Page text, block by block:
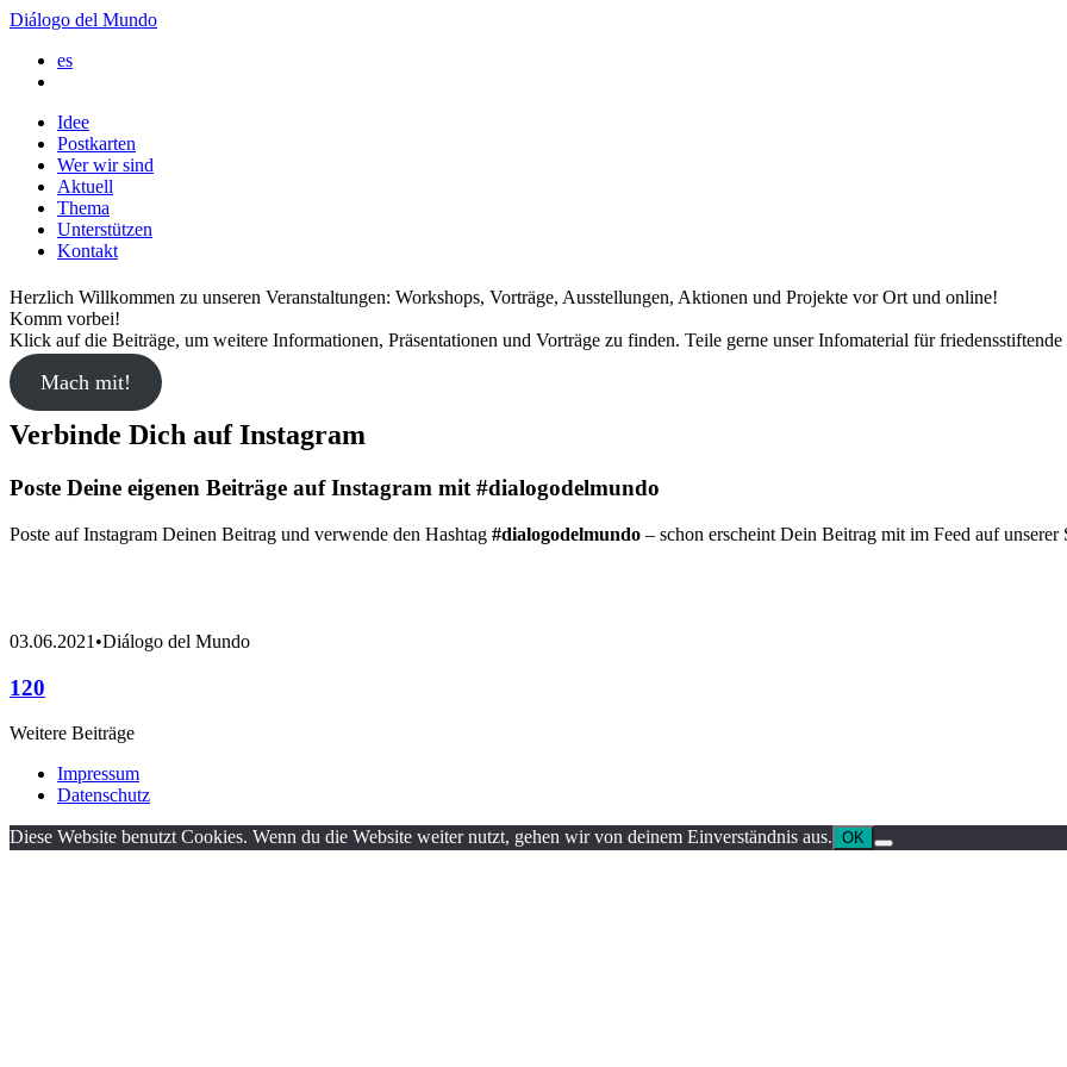
Diálogo del Mundo
es
Idee
Postkarten
Wer wir sind
Aktuell
Thema
Unterstützen
Kontakt
Herzlich Willkommen zu unseren Veranstaltungen: Workshops, Vorträge, Ausstellungen, Aktionen und Projekte vor Ort und online!
Komm vorbei!
Klick auf die Beiträge, um weitere Informationen, Präsentationen und Vorträge zu finden. Teile gerne unser Infomaterial für
Mach mit!
Verbinde Dich auf Instagram
Poste Deine eigenen Beiträge auf Instagram mit #dialogodelmundo
Poste auf Instagram Deinen Beitrag und verwende den Hashtag #dialogodelmundo – schon erscheint Dein Beitrag mit im Feed auf unserer
03.06.2021 •Diálogo del Mundo
120
Weitere Beiträge
Impressum
Datenschutz
Diese Website benutzt Cookies. Wenn du die Website weiter nutzt, gehen wir von deinem Einverständnis aus. OK